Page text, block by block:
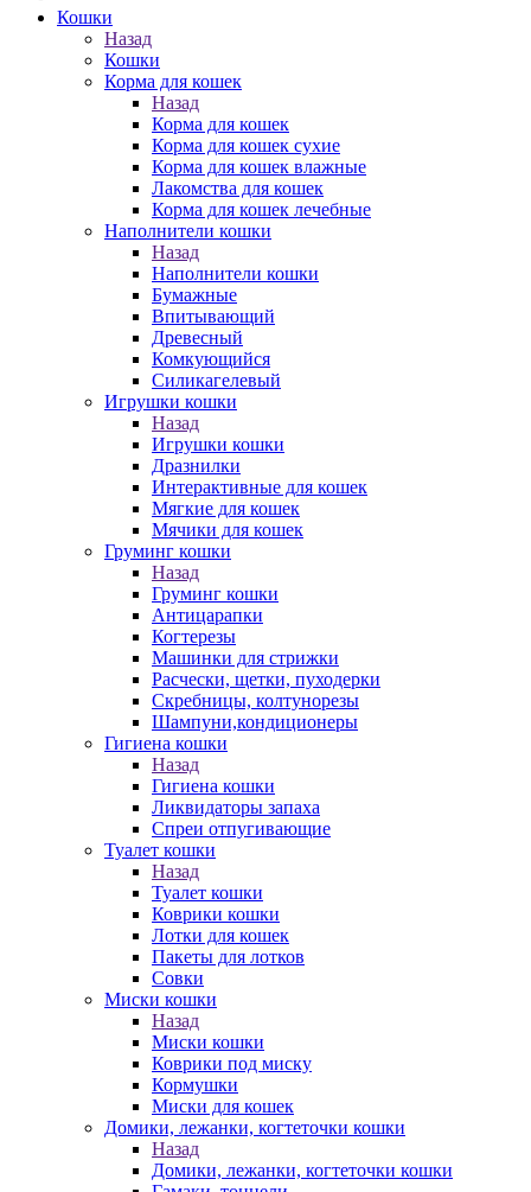
Кошки
Назад
Кошки
Корма для кошек
Назад
Корма для кошек
Корма для кошек сухие
Корма для кошек влажные
Лакомства для кошек
Корма для кошек лечебные
Наполнители кошки
Назад
Наполнители кошки
Бумажные
Впитывающий
Древесный
Комкующийся
Силикагелевый
Игрушки кошки
Назад
Игрушки кошки
Дразнилки
Интерактивные для кошек
Мягкие для кошек
Мячики для кошек
Груминг кошки
Назад
Груминг кошки
Антицарапки
Когтерезы
Машинки для стрижки
Расчески, щетки, пуходерки
Скребницы, колтунорезы
Шампуни,кондиционеры
Гигиена кошки
Назад
Гигиена кошки
Ликвидаторы запаха
Спреи отпугивающие
Туалет кошки
Назад
Туалет кошки
Коврики кошки
Лотки для кошек
Пакеты для лотков
Совки
Миски кошки
Назад
Миски кошки
Коврики под миску
Кормушки
Миски для кошек
Домики, лежанки, когтеточки кошки
Назад
Домики, лежанки, когтеточки кошки